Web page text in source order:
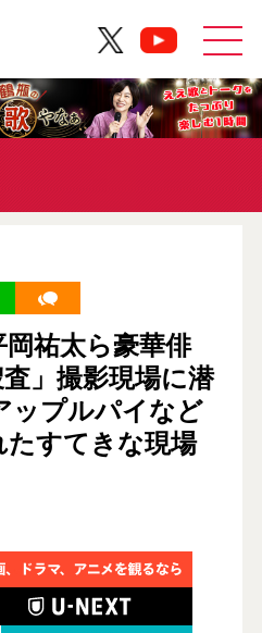
祐太ら豪華俳
」撮影現場に潜
ップルパイなど
すてきな現場